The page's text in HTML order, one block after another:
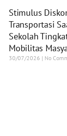
Stimulus
Transportasi
Sekolah
Mobilitas
30/07/2026 No